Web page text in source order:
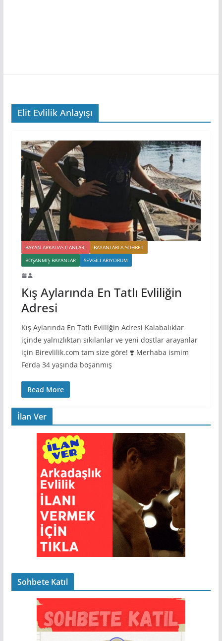
Elit Evlilik Anlayışı
BAYAN ARKADAS ILANLARI
BAYANLARLA SOHBET
BOŞANMIŞ BAYANLAR
SEVGILI ARIYORUM
Kış Aylarında En Tatlı Evliliğin
Adresi
Kış Aylarında En Tatlı Evliliğin Adresi Kalabalıklar
içinde yalnızlıktan sıkılanlar ve yeni dostlar arayanlar
için Birevlilik.com tam size göre! ❣️ Merhaba ismim
Ferda 34 yaşında boşanmış
Read More
İlan Ver
Sohbete Katıl